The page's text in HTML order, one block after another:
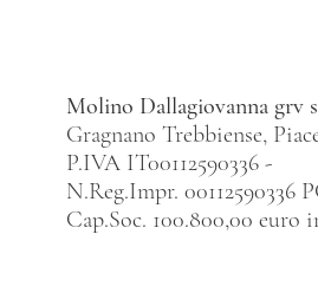
Molino Dallagiovanna grv
Gragnano Trebbiense,
P.IVA IT00112590336 -
N.Reg.Impr. 00112590336
Cap.Soc. 100.800,00 euro